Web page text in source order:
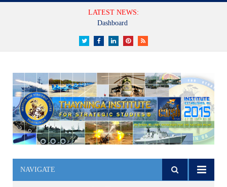
LATEST NEWS:
Dashboard
TwitterFacebookLinkedInPinterestRSS
NAVIGATE